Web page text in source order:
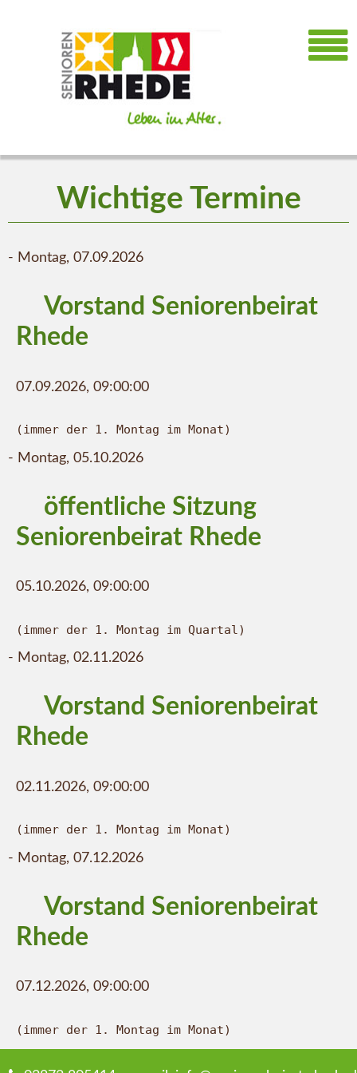
Wichtige Termine
- Montag, 07.09.2026
Vorstand Seniorenbeirat
Rhede
07.09.2026, 09:00:00
(immer der 1. Montag im Monat)
- Montag, 05.10.2026
öffentliche Sitzung
Seniorenbeirat Rhede
05.10.2026, 09:00:00
(immer der 1. Montag im Quartal)
- Montag, 02.11.2026
Vorstand Seniorenbeirat
Rhede
02.11.2026, 09:00:00
(immer der 1. Montag im Monat)
- Montag, 07.12.2026
Vorstand Seniorenbeirat
Rhede
07.12.2026, 09:00:00
(immer der 1. Montag im Monat)